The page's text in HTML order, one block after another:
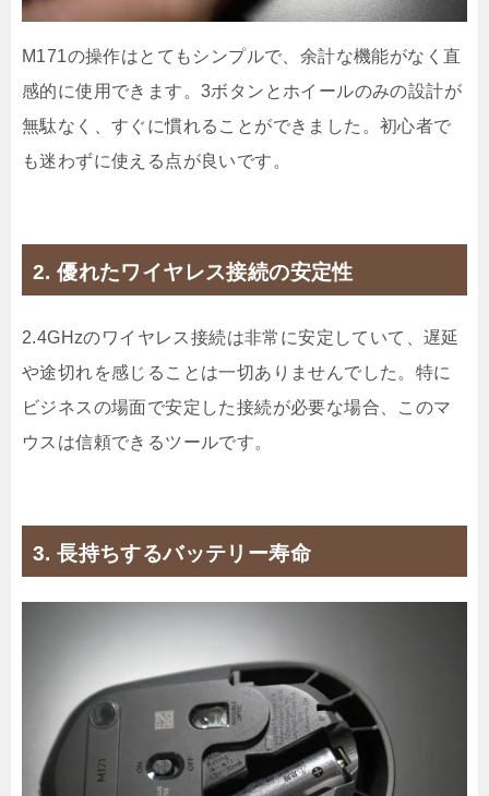
M171の操作はとてもシンプルで、余計な機能がなく直
感的に使用できます。3ボタンとホイールのみの設計が
無駄なく、すぐに慣れることができました。初心者で
も迷わずに使える点が良いです。
2. 優れたワイヤレス接続の安定性
2.4GHzのワイヤレス接続は非常に安定していて、遅延
や途切れを感じることは一切ありませんでした。特に
ビジネスの場面で安定した接続が必要な場合、このマ
ウスは信頼できるツールです。
3. 長持ちするバッテリー寿命